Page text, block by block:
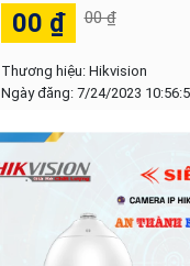
00 ₫ 00 ₫
Thương hiệu: Hikvision
Ngày đăng: 7/24/2023